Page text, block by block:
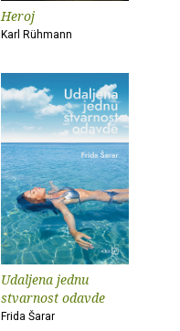
Heroj
Karl Rühmann
Udaljena jednu
stvarnost odavde
Frida Šarar